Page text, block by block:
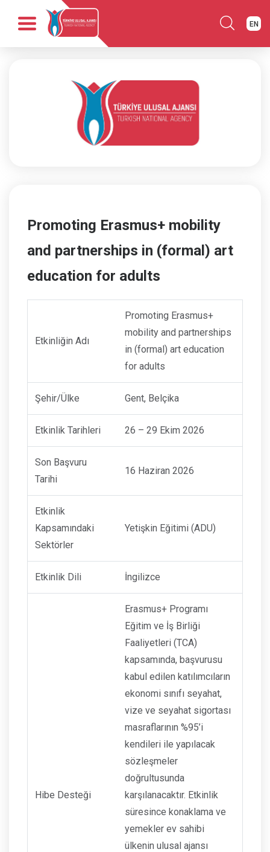
EN
Promoting Erasmus+ mobility
and partnerships in (formal) art
education for adults
Etkinliğin Adı
Promoting Erasmus+
mobility and partnerships
in (formal) art education
for adults
Şehir/Ülke Gent, Belçika
Etkinlik Tarihleri 26 – 29 Ekim 2026
Son Başvuru
Tarihi
16 Haziran 2026
Etkinlik
Kapsamındaki
Sektörler
Yetişkin Eğitimi (ADU)
Etkinlik Dili İngilizce
Hibe Desteği
Erasmus+ Programı
Eğitim ve İş Birliği
Faaliyetleri (TCA)
kapsamında, başvurusu
kabul edilen katılımcıların
ekonomi sınıfı seyahat,
vize ve seyahat sigortası
masraflarının %95’i
kendileri ile yapılacak
sözleşmeler
doğrultusunda
karşılanacaktır. Etkinlik
süresince konaklama ve
yemekler ev sahibi
ülkenin ulusal ajansı